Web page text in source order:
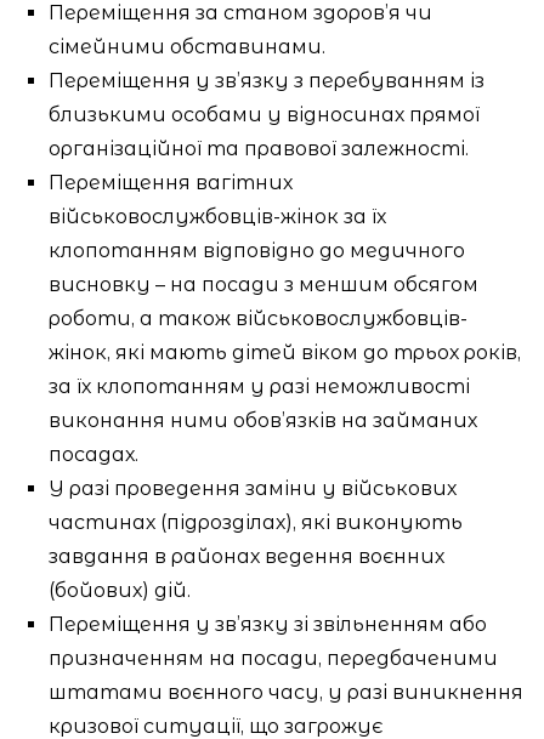
Переміщення за станом здоров’я чи
сімейними обставинами.
Переміщення у зв’язку з перебуванням із
близькими особами у відносинах прямої
організаційної та правової залежності.
Переміщення вагітних
військовослужбовців-жінок за їх
клопотанням відповідно до медичного
висновку – на посади з меншим обсягом
роботи, а також військовослужбовців-
жінок, які мають дітей віком до трьох років,
за їх клопотанням у разі неможливості
виконання ними обов’язків на займаних
посадах.
У разі проведення заміни у військових
частинах (підрозділах), які виконують
завдання в районах ведення воєнних
(бойових) дій.
Переміщення у зв’язку зі звільненням або
призначенням на посади, передбаченими
штатами воєнного часу, у разі виникнення
кризової ситуації, що загрожує